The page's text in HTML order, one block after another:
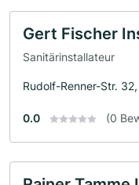
Gert Fischer
Sanitärinstallateur
Rudolf-Renner-Str.
0.0 (0